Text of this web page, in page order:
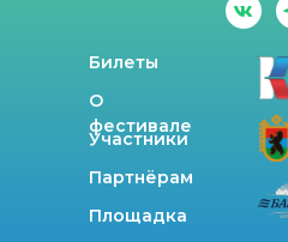
О
фестивале
Участники
Партнёрам
Площадка
Билеты